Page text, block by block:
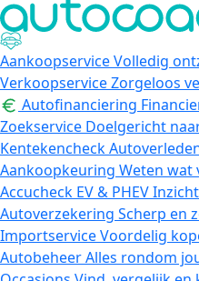
AankoopserviceVolledig
VerkoopserviceZorgeloos
Autofinanciering
Zoekservice Doelgericht
Kentekencheck
Aankoopkeuring Weten wat
Accucheck EV & PHEV
Autoverzekering Scherp en
ImportserviceVoordelig
AutobeheerAlles rondom